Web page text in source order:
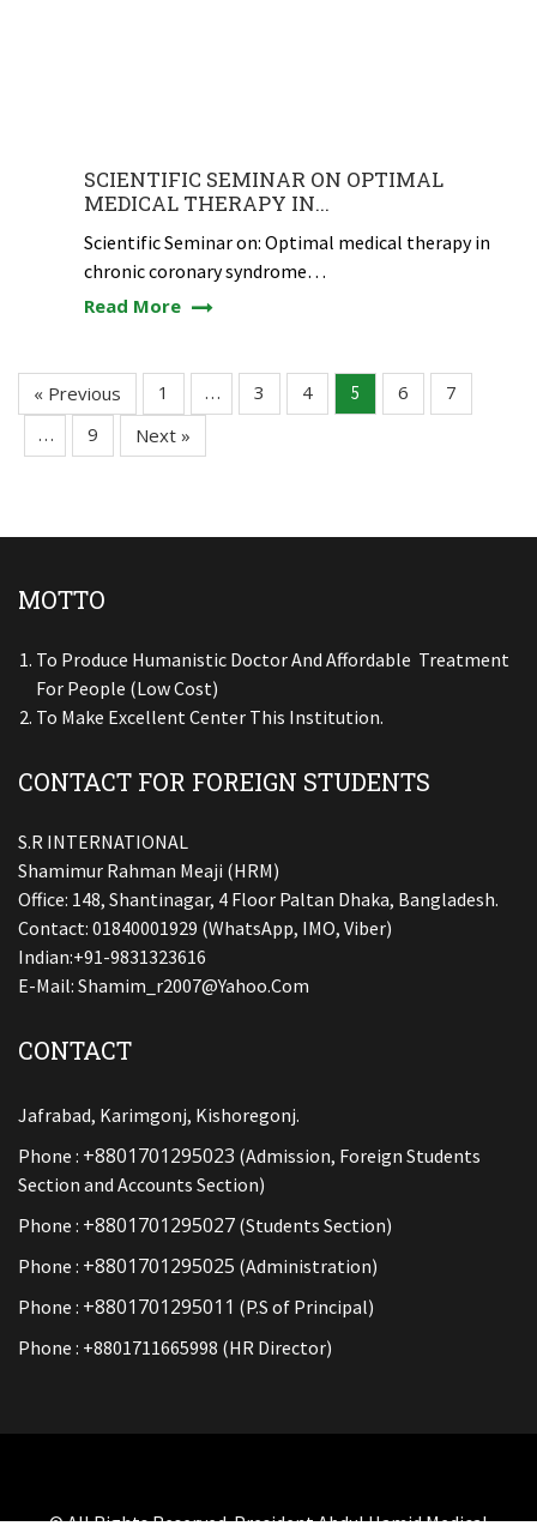
SCIENTIFIC SEMINAR ON OPTIMAL
MEDICAL THERAPY IN...
Scientific Seminar on: Optimal medical therapy in
chronic coronary syndrome…
Read More
« Previous 1 … 3 4 5 6 7
… 9 Next »
MOTTO
To Produce Humanistic Doctor And Affordable Treatment
For People (low Cost)
To Make Excellent Center This Institution.
CONTACT FOR FOREIGN STUDENTS
S.R INTERNATIONAL
Shamimur Rahman Meaji (HRM)
Office: 148, Shantinagar, 4 Floor Paltan Dhaka, Bangladesh.
Contact: 01840001929 (WhatsApp, IMO, Viber)
Indian:+91-9831323616
E-Mail: Shamim_r2007@yahoo.com
CONTACT
Jafrabad, Karimgonj, Kishoregonj.
Phone : +8801701295023 (Admission, Foreign Students
Section and Accounts Section)
Phone : +8801701295027 (Students Section)
Phone : +8801701295025 (Administration)
Phone : +8801701295011 (P.S of Principal)
Phone : +8801711665998 (HR Director)